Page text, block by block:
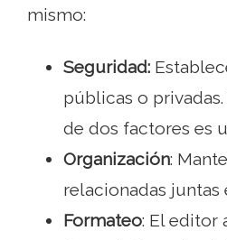
mismo:
Seguridad:
públicas o
de dos factores es
Organización:
relacionadas juntas
Formateo: El editor